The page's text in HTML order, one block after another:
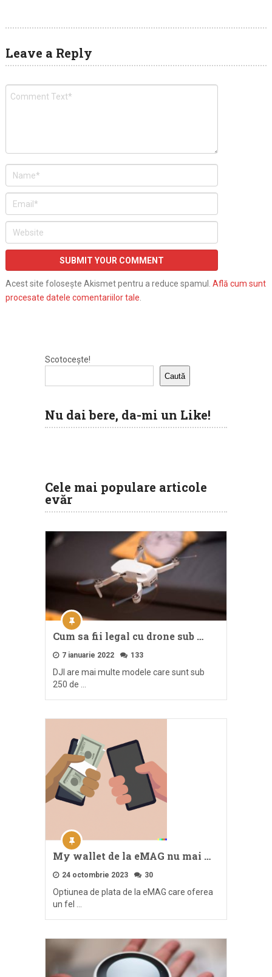
Leave a Reply
Acest site folosește Akismet pentru a reduce spamul. Află cum sunt
procesate datele comentariilor tale
Scotocește!
Caută
Nu dai bere, da-mi un Like!
Cele mai populare articole
evăr
Cum sa fii legal cu drone sub …
7 ianuarie 2022 133
DJI are mai multe modele care sunt sub
250 de …
My wallet de la eMAG nu mai …
24 octombrie 2023 30
Optiunea de plata de la eMAG care oferea
un fel …